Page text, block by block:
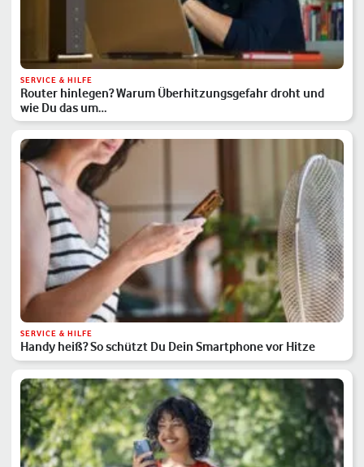
SERVICE & HILFE
Router hinlegen? Warum Überhitzungsgefahr droht und
wie Du das um…
SERVICE & HILFE
Handy heiß? So schützt Du Dein Smartphone vor Hitze